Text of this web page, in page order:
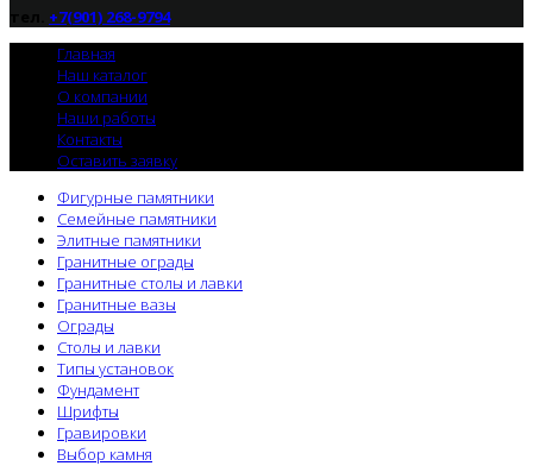
+7(901) 268-9794
Главная
Наш каталог
О компании
Наши работы
Контакты
Оставить заявку
Фигурные памятники
Семейные памятники
Элитные памятники
Гранитные ограды
Гранитные столы и лавки
Гранитные вазы
Ограды
Столы и лавки
Типы установок
Фундамент
Шрифты
Гравировки
Выбор камня